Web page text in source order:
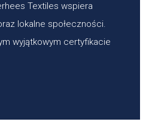
Textiles wspiera
lokalne społeczności.
wyjątkowym certyfikacie